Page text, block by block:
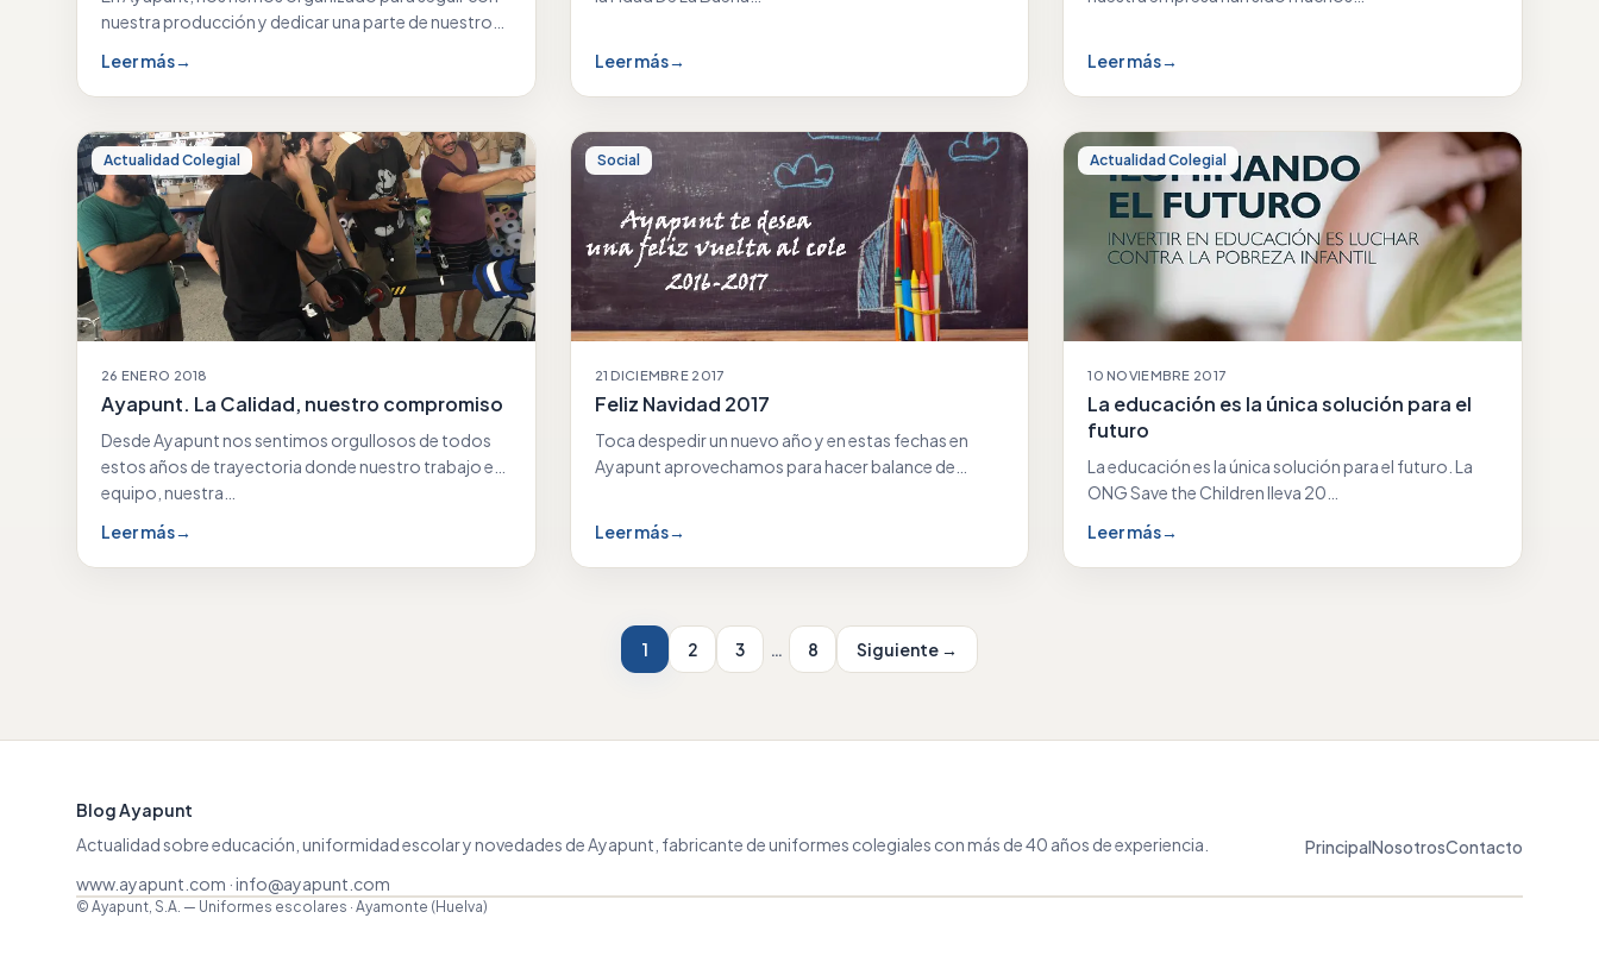
nuestra producción y dedicar una parte de nuestro…
Leer más→ Leer más→ Leer más→
Actualidad Colegial
26 ENERO 2018
Ayapunt. La Calidad, nuestro compromiso
Desde Ayapunt nos sentimos orgullosos de todos
estos años de trayectoria donde nuestro trabajo en
equipo, nuestra…
Leer más→
Social
21 DICIEMBRE 2017
Feliz Navidad 2017
Toca despedir un nuevo año y en estas fechas en
Ayapunt aprovechamos para hacer balance de…
Leer más→
Actualidad Colegial
10 NOVIEMBRE 2017
La educación es la única solución para el
futuro
La educación es la única solución para el futuro. La
ONG Save the Children lleva 20…
Leer más→
1 2 3 8 Siguiente →
Blog Ayapunt
Actualidad sobre educación, uniformidad escolar y novedades de Ayapunt, fabricante de uniformes colegiales con más de 40 años de experiencia.
www.ayapunt.com ·info@ayapunt.com
PrincipalNosotrosContacto
© Ayapunt, S.A. — Uniformes escolares · Ayamonte (Huelva)